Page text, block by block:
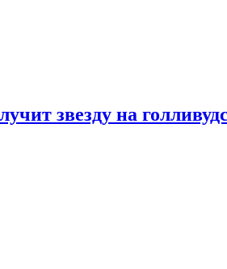
звезду на